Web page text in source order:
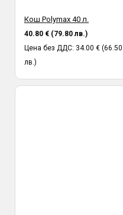
Кош Polymax 40 л.
40.80 € (79.80 лв.)
Цена без ДДС: 34.00 € (66.50
лв.)